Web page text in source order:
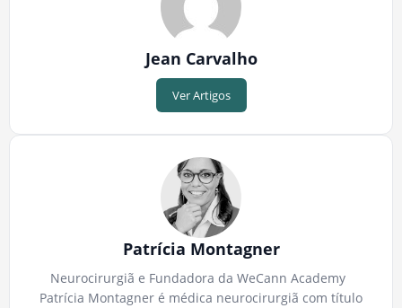
Jean Carvalho
Ver Artigos
Patrícia Montagner
Neurocirurgiã e Fundadora da WeCann Academy
Patrícia Montagner é médica neurocirurgiã com título